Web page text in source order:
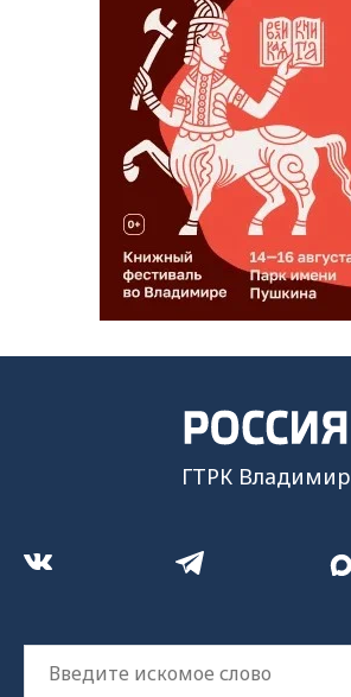
ГТРК Владимир